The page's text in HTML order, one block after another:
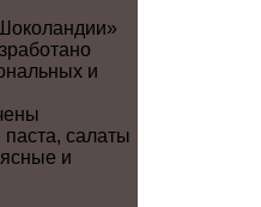
и
паста, салаты
и